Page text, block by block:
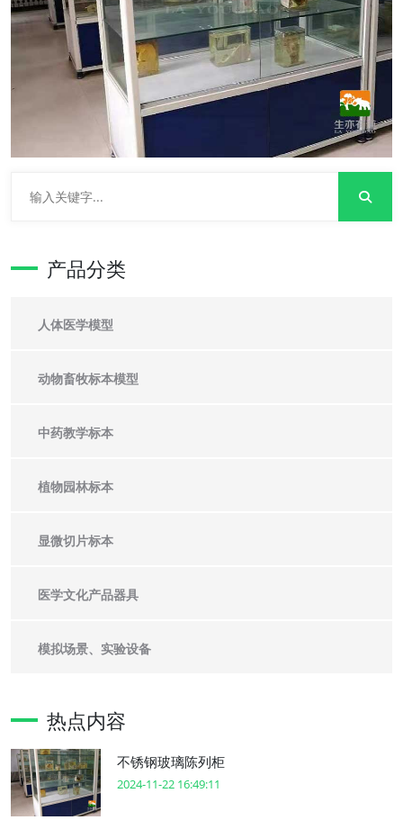
产品分类
人体医学模型
动物畜牧标本模型
中药教学标本
植物园林标本
显微切片标本
医学文化产品器具
模拟场景、实验设备
热点内容
不锈钢玻璃陈列柜
2024-11-22 16:49:11